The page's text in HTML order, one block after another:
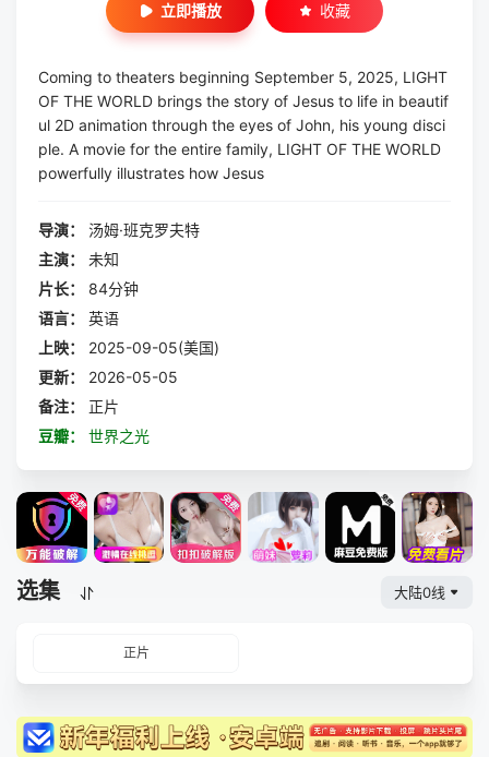
立即播放 收藏
Coming to theaters beginning September 5, 2025, LIGHT
OF THE WORLD brings the story of Jesus to life in beautif
ul 2D animation through the eyes of John, his young disci
ple. A movie for the entire family, LIGHT OF THE WORLD
powerfully illustrates how Jesus
导演：
汤姆·班克罗夫特
主演：
未知
片长：
84分钟
语言：
英语
上映：
2025-09-05(美国)
更新：
2026-05-05
备注：
正片
豆瓣：
世界之光
选集 大陆0线
正片